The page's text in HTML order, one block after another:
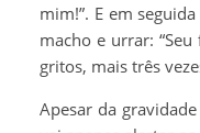
mim!”. E em
macho e urrar:
gritos, mais três
Apesar da